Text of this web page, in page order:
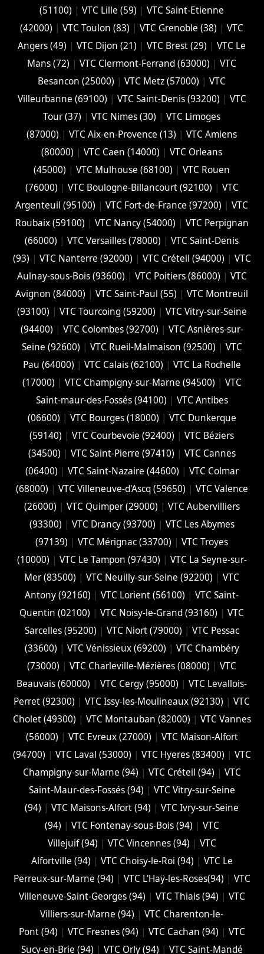
(51100) |VTC Lille (59) |VTC Saint-Etienne
(42000) |VTC Toulon (83) |VTC Grenoble (38) |VTC
Angers (49) |VTC Dijon (21) |VTC Brest (29) |VTC Le
Mans (72) |VTC Clermont-Ferrand (63000) |VTC
Besancon (‎25000) |VTC Metz (57000) |VTC
Villeurbanne (‎69100) | VTC Saint-Denis (93200) | VTC
Tour (37) |VTC Nimes (30) |VTC Limoges
(‎87000) |VTC Aix-en-Provence (13) |VTC Amiens
(‎80000) |VTC Caen (14000) |VTC Orleans
(45000) |VTC Mulhouse (68100) |VTC Rouen
(76000) | VTC Boulogne-Billancourt (92100) | VTC
Argenteuil (95100) |VTC Fort-de-France (97200) |VTC
Roubaix (‎59100) | VTC Nancy (‎54000) | VTC Perpignan
(66000) |VTC Versailles (‎78000) |VTC Saint-Denis
(93) | VTC Nanterre (92000) | VTC Créteil (94000) | VTC
Aulnay-sous-Bois (93600) | VTC Poitiers (86000) | VTC
Avignon (84000) |VTC Saint-Paul (55) |VTC Montreuil
(93100) | VTC Tourcoing (59200) | VTC Vitry-sur-Seine
(94400) | VTC Colombes (92700) | VTC Asnières-sur-
Seine (92600) | VTC Rueil-Malmaison (92500) | VTC
Pau (64000) | VTC Calais (‎62100) | VTC La Rochelle
(17000) | VTC Champigny-sur-Marne (94500) | VTC
Saint-maur-des-Fossés (94100) | VTC Antibes
(06600) | VTC Bourges (18000) | VTC Dunkerque
(59140) |VTC Courbevoie (92400) |VTC Béziers
(34500) | VTC Saint-Pierre (97410) | VTC Cannes
(06400) | VTC Saint-Nazaire (44600) | VTC Colmar
(68000) | VTC Villeneuve-d'Ascq (59650) | VTC Valence
(26000) | VTC Quimper (29000) | VTC Aubervilliers
(93300) | VTC Drancy (93700) | VTC Les Abymes
(97139) |VTC Mérignac (33700) |VTC Troyes
(10000) | VTC Le Tampon (97430) | VTC La Seyne-sur-
Mer (83500) |VTC Neuilly-sur-Seine (92200) |VTC
Antony (92160) |VTC Lorient (56100) |VTC Saint-
Quentin (02100) |VTC Noisy-le-Grand (93160) |VTC
Sarcelles (95200) | VTC Niort (‎79000) | VTC Pessac
(33600) | VTC Vénissieux (69200) | VTC Chambéry
(‎73000) |VTC Charleville-Mézières (08000) |VTC
Beauvais (60000) |VTC Cergy (95000) |VTC Levallois-
Perret (92300) |VTC Issy-les-Moulineaux (92130) |VTC
Cholet (‎49300) | VTC Montauban (82000) | VTC Vannes
(56000) | VTC Evreux (27000) | VTC Maison-Alfort
(94700) | VTC Laval (53000) | VTC Hyeres (‎83400) | VTC
Champigny-sur-Marne (94) | VTC Créteil (94) | VTC
Saint-Maur-des-Fossés (94) | VTC Vitry-sur-Seine
(94) |VTC Maisons-Alfort (94) |VTC Ivry-sur-Seine
(94) | VTC Fontenay-sous-Bois (94) | VTC
Villejuif (94) | VTC Vincennes (94) | VTC
Alfortville (94) | VTC Choisy-le-Roi (94) | VTC Le
Perreux-sur-Marne (94) | VTC L'Haÿ-les-Roses(94) | VTC
Villeneuve-Saint-Georges (94) | VTC Thiais (94) | VTC
Villiers-sur-Marne (94) |VTC Charenton-le-
Pont (94) | VTC Fresnes (94) | VTC Cachan (94) | VTC
Sucy-en-Brie (94) | VTC Orly (94) | VTC Saint-Mandé